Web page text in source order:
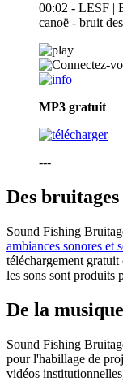
00:02 - LESF |
canoë - bruit
MP3 gratuit
---
Des
Sound Fishing
ambiances sonores et
téléchargement
les sons sont produits
De la
Sound Fishing
pour l'habillage de
vidéos